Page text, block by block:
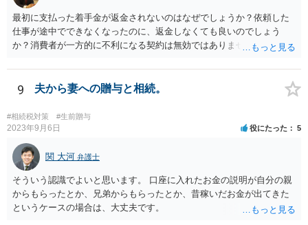
最初に支払った着手金が返金されないのはなぜでしょうか？依頼した
仕事が途中でできなくなったのに、返金しなくても良いのでしょう
か？消費者が一方的に不利になる契約は無効ではありませんか？
務があると思います。 倒れた弁護士が所属する弁護士会に相談さ
れた方がよいと思います。 倒れた弁護士は脳梗塞で倒れたようで
選任したのか 即ち、復代理人の選任は有効なのかという問題もあ
ると思います。
9 夫から妻への贈与と相続。
#相続税対策 #生前贈与
2023年9月6日 役にたった 5
関 大河 弁護士
そういう認識でよいと思います。 口座に入れたお金の説明が自分の親
からもらったとか、兄弟からもらったとか、昔稼いだお金が出てきた
というケースの場合は、大丈夫です。